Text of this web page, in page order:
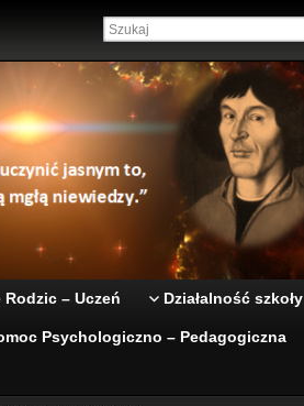
Rodzic – Uczeń Działalność szkoły
Psychologiczno – Pedagogiczna